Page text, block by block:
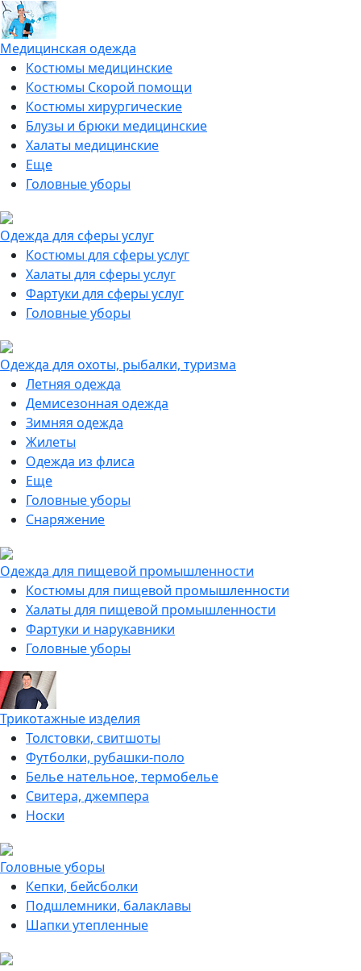
Медицинская одежда
Костюмы медицинские
Костюмы Скорой помощи
Костюмы хирургические
Блузы и брюки медицинские
Халаты медицинские
Еще
Головные уборы
Одежда для сферы услуг
Костюмы для сферы услуг
Халаты для сферы услуг
Фартуки для сферы услуг
Головные уборы
Одежда для охоты, рыбалки, туризма
Летняя одежда
Демисезонная одежда
Зимняя одежда
Жилеты
Одежда из флиса
Еще
Головные уборы
Снаряжение
Одежда для пищевой промышленности
Костюмы для пищевой промышленности
Халаты для пищевой промышленности
Фартуки и нарукавники
Головные уборы
Трикотажные изделия
Толстовки, свитшоты
Футболки, рубашки-поло
Белье нательное, термобелье
Свитера, джемпера
Носки
Головные уборы
Кепки, бейсболки
Подшлемники, балаклавы
Шапки утепленные